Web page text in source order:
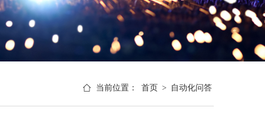
当前位置： 首页 > 自动化问答